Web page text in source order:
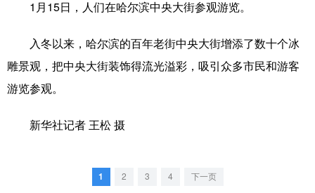
彩票 娱乐 时尚 悦读
1月15日，人们在哈尔滨中央大街参观游览。
入冬以来，哈尔滨的百年老街中央大街增添了数十个冰
雕景观，把中央大街装饰得流光溢彩，吸引众多市民和游客
游览参观。
新华社记者 王松 摄
1 2 3 4 下一页